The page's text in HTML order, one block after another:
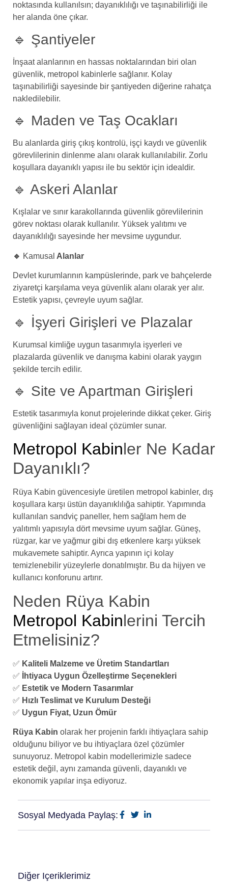
noktasında kullanılsın; dayanıklılığı ve taşınabilirliği ile
her alanda öne çıkar.
🔹 Şantiyeler
İnşaat alanlarının en hassas noktalarından biri olan
güvenlik, metropol kabinlerle sağlanır. Kolay
taşınabilirliği sayesinde bir şantiyeden diğerine rahatça
nakledilebilir.
🔹 Maden ve Taş Ocakları
Bu alanlarda giriş çıkış kontrolü, işçi kaydı ve güvenlik
görevlilerinin dinlenme alanı olarak kullanılabilir. Zorlu
koşullara dayanıklı yapısı ile bu sektör için idealdir.
🔹 Askeri Alanlar
Kışlalar ve sınır karakollarında güvenlik görevlilerinin
görev noktası olarak kullanılır. Yüksek yalıtımı ve
dayanıklılığı sayesinde her mevsime uygundur.
🔹 Kamusal Alanlar
Devlet kurumlarının kampüslerinde, park ve bahçelerde
ziyaretçi karşılama veya güvenlik alanı olarak yer alır.
Estetik yapısı, çevreyle uyum sağlar.
🔹 İşyeri Girişleri ve Plazalar
Kurumsal kimliğe uygun tasarımıyla işyerleri ve
plazalarda güvenlik ve danışma kabini olarak yaygın
şekilde tercih edilir.
🔹 Site ve Apartman Girişleri
Estetik tasarımıyla konut projelerinde dikkat çeker. Giriş
güvenliğini sağlayan ideal çözümler sunar.
Metropol Kabinler Ne Kadar
Dayanıklı?
Rüya Kabin güvencesiyle üretilen metropol kabinler, dış
koşullara karşı üstün dayanıklılığa sahiptir. Yapımında
kullanılan sandviç paneller, hem sağlam hem de
yalıtımlı yapısıyla dört mevsime uyum sağlar. Güneş,
rüzgar, kar ve yağmur gibi dış etkenlere karşı yüksek
mukavemete sahiptir. Ayrıca yapının içi kolay
temizlenebilir yüzeylerle donatılmıştır. Bu da hijyen ve
kullanıcı konforunu artırır.
Neden Rüya Kabin
Metropol Kabinlerini Tercih
Etmelisiniz?
✅ Kaliteli Malzeme ve Üretim Standartları
✅
İhtiyaca Uygun Özelleştirme Seçenekleri
✅ Estetik ve Modern Tasarımlar
✅ Hızlı Teslimat ve Kurulum Desteği
✅ Uygun Fiyat, Uzun Ömür
Rüya Kabin olarak her projenin farklı ihtiyaçlara sahip
olduğunu biliyor ve bu ihtiyaçlara özel çözümler
sunuyoruz. Metropol kabin modellerimizle sadece
estetik değil, aynı zamanda güvenli, dayanıklı ve
ekonomik yapılar inşa ediyoruz.
Sosyal Medyada Paylaş:
Diğer Içeriklerimiz